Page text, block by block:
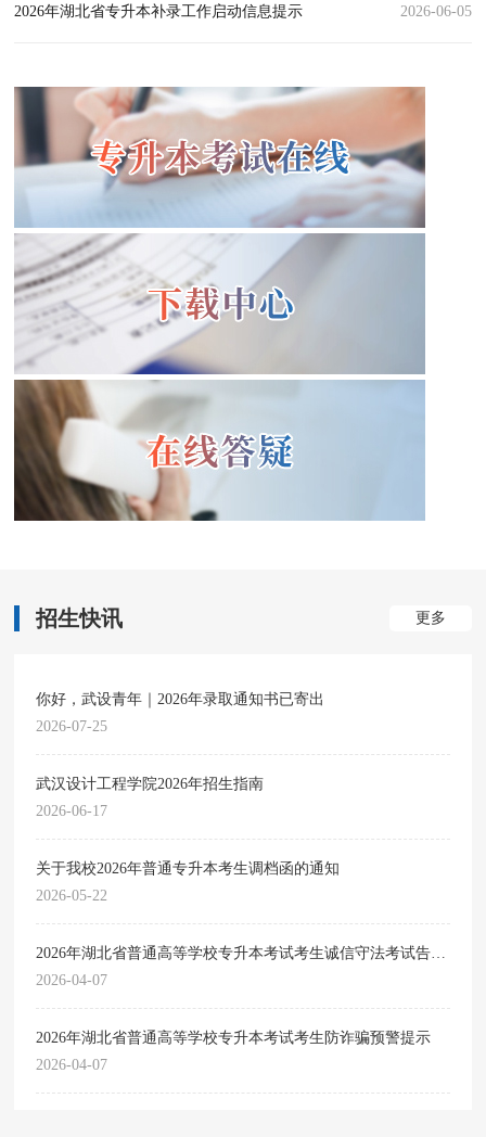
网）、湖北省教育学会共同举办，于
2026年湖北省专升本补录工作启动信息提示 2026-06-05
招生快讯 更多
你好，武设青年｜2026年录取通知书已寄出
2026-07-25
武汉设计工程学院2026年招生指南
2026-06-17
关于我校2026年普通专升本考生调档函的通知
2026-05-22
2026年湖北省普通高等学校专升本考试考生诚信守法考试告知书
2026-04-07
2026年湖北省普通高等学校专升本考试考生防诈骗预警提示
2026-04-07